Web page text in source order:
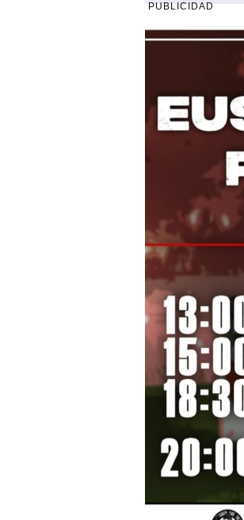
PUBLICIDAD